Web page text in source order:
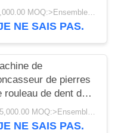
moteur diesel 300
d'usine de
$5,000.00 MOQ:>Ensembles =1
NE SAIS PAS.
de
de pierres
rouleau de dent de
petit pain et
de rouleau
$15,000.00 MOQ:>Ensembles =1
NE SAIS PAS.